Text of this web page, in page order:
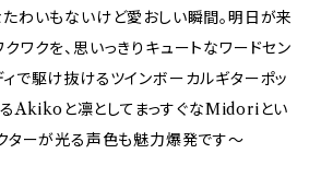
わいもないけど愛おしい瞬間。明日が来
ワクを、思いっきりキュートなワードセン
で駆け抜けるツインボーカルギターポッ
るAkikoと凛としてまっすぐなMidoriとい
ターが光る声色も魅力爆発です～